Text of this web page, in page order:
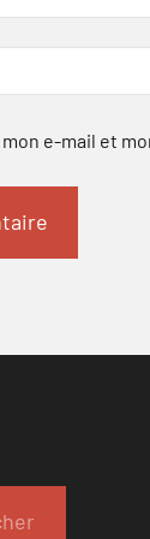
e-mail et